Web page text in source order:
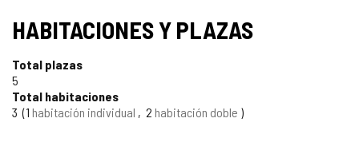
cuadernos
HABITACIONES Y PLAZAS
Total plazas
5
Total habitaciones
3
1 habitación individual 2 habitación doble